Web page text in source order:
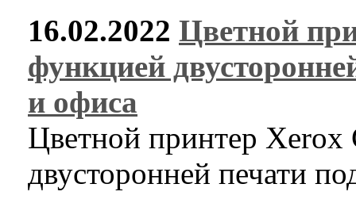
16.02.2022 Цветной
функцией
и офиса
Цветной принтер Xerox
двусторонней печати